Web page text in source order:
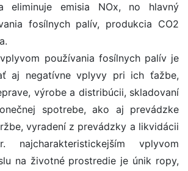
eliminuje emisia NOx, no hlavný
fosílnych palív, produkcia CO2
používania fosílnych palív je
aj negatívne vplyvy pri ich ťažbe,
výrobe a distribúcii, skladovaní
spotrebe, ako aj prevádzke
vyradení z prevádzky a likvidácii
najcharakteristickejším vplyvom
na životné prostredie je únik ropy,